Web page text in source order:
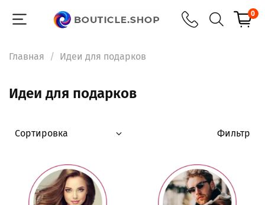
0
Главная Идеи для подарков
Идеи для подарков
Фильтр